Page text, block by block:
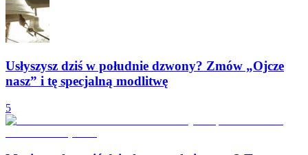
Usłyszysz dziś w południe dzwony? Zmów „Ojcze
nasz” i tę specjalną modlitwę
5